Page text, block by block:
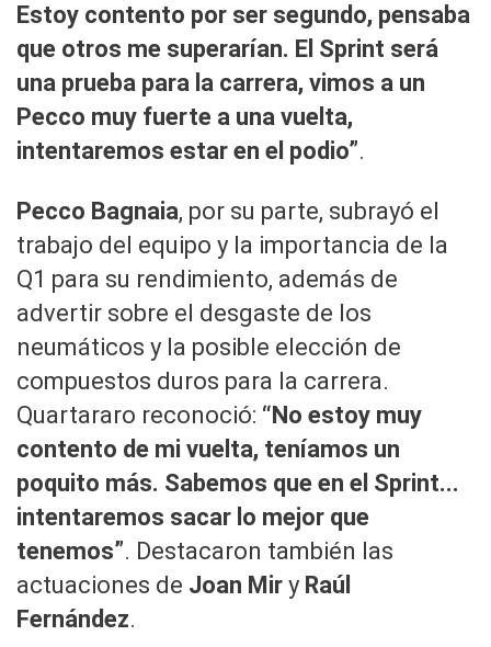
Estoy contento por ser segundo, pensaba
que otros me superarían. El Sprint será
una prueba para la carrera, vimos a un
Pecco muy fuerte a una vuelta,
intentaremos estar en el podio”.
Pecco Bagnaia, por su parte, subrayó el
trabajo del equipo y la importancia de la
Q1 para su rendimiento, además de
advertir sobre el desgaste de los
neumáticos y la posible elección de
compuestos duros para la carrera.
Quartararo reconoció: “No estoy muy
contento de mi vuelta, teníamos un
poquito más. Sabemos que en el Sprint...
intentaremos sacar lo mejor que
tenemos”. Destacaron también las
actuaciones de Joan Mir y Raúl
Fernández.